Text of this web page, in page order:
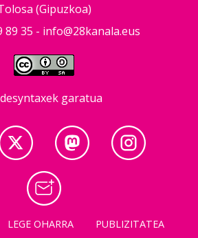
(Gipuzkoa)
89 35 - info@28kanala.eus
garatua
LEGE OHARRA
PUBLIZITATEA